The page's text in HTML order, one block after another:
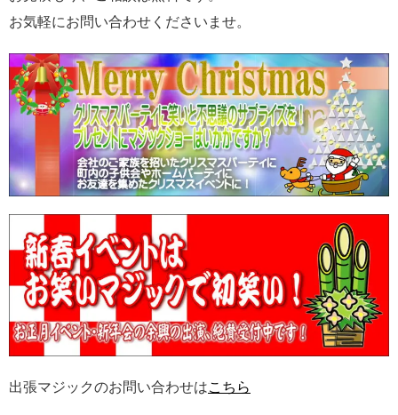
お気軽にお問い合わせくださいませ。
出張マジックのお問い合わせはこちら